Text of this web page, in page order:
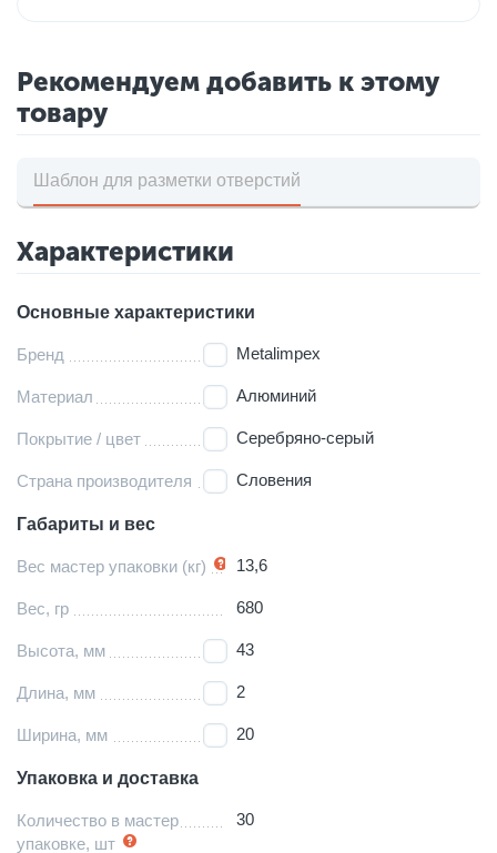
Рекомендуем добавить к этому
товару
Шаблон для разметки отверстий
Характеристики
Основные характеристики
Бренд Metalimpex
Материал Алюминий
Покрытие / цвет Серебряно-серый
Страна производителя Словения
Габариты и вес
Вес мастер упаковки (кг) 13,6
Вес, гр 680
Высота, мм 43
Длина, мм 2
Ширина, мм 20
Упаковка и доставка
Количество в мастер
упаковке, шт
30